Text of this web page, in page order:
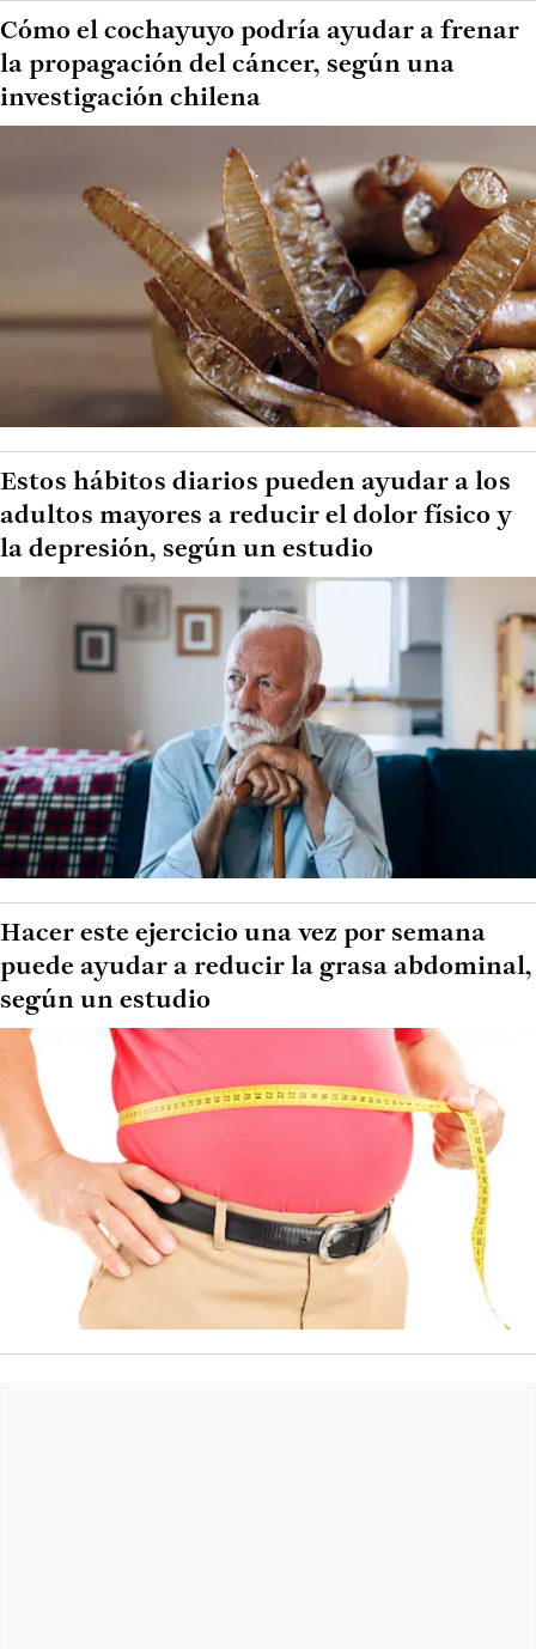
Cómo el cochayuyo podría ayudar a frenar
la propagación del cáncer, según una
investigación chilena
Estos hábitos diarios pueden ayudar a los
adultos mayores a reducir el dolor físico y
la depresión, según un estudio
Hacer este ejercicio una vez por semana
puede ayudar a reducir la grasa abdominal,
según un estudio